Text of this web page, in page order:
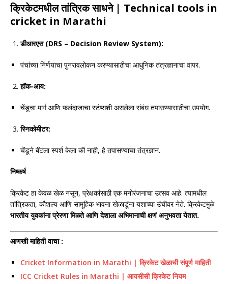
क्रिकेटमधील तांत्रिक साधने| Technical tools in
cricket in Marathi
डीआरएस (DRS – Decision Review System):
पंचांच्या निर्णयाचा पुनरावलोकन करण्यासाठीचा आधुनिक तंत्रज्ञानाचा वापर.
हॉक-आय:
चेंडूचा मार्ग आणि फलंदाजाचा स्टंप्सशी असलेला संबंध तपासण्यासाठीचा उपयोग.
स्निकोमीटर:
चेंडूने बॅटला स्पर्श केला की नाही, हे तपासण्याचा तंत्रज्ञान.
निष्कर्ष
क्रिकेट हा केवळ खेळ नसून, प्रेक्षकांसाठी एक मनोरंजनाचा उत्सव आहे. त्यामधील
तांत्रिकता, कौशल्य आणि सामूहिक भावना खेळाडूंना यशाच्या उंचीवर नेते. क्रिकेटमुळे
भारतीय युवकांना प्रेरणा मिळते आणि देशाला अभिमानाची क्षणं अनुभवता येतात.
आणखी माहिती वाचा :
Cricket Information in Marathi | क्रिकेट खेळाची संपूर्ण माहिती
ICC Cricket Rules in Marathi | आयसीसी क्रिकेट नियम